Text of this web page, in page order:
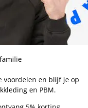
voordelen en blijf je op
en PBM.